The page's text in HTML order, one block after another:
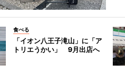
食べる
「イオン八王子滝山」に「ア
トリエうかい」 9月出店へ